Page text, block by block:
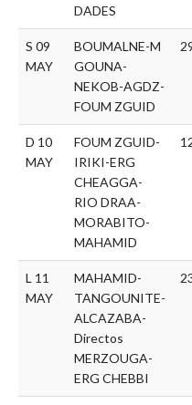
DADES
S 09
MAY
BOUMALNE-M
GOUNA-
NEKOB-AGDZ-
FOUM ZGUID
D 10
MAY
FOUM ZGUID-
IRIKI-ERG
CHEAGGA-
RIO DRAA-
MORABITO-
MAHAMID
L 11
MAY
MAHAMID-
TANGOUNITE-
ALCAZABA-
Directos
MERZOUGA-
ERG CHEBBI